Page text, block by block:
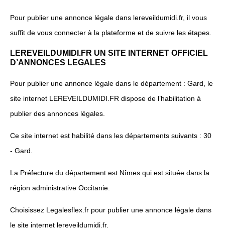
Pour publier une annonce légale dans lereveildumidi.fr, il vous
suffit de vous connecter à la plateforme et de suivre les étapes.
LEREVEILDUMIDI.FR UN SITE INTERNET OFFICIEL
D’ANNONCES LEGALES
Pour publier une annonce légale dans le département : Gard, le
site internet LEREVEILDUMIDI.FR dispose de l’habilitation à
publier des annonces légales.
Ce site internet est habilité dans les départements suivants : 30
- Gard.
La Préfecture du département est Nîmes qui est située dans la
région administrative Occitanie.
Choisissez Legalesflex.fr pour publier une annonce légale dans
le site internet lereveildumidi.fr.